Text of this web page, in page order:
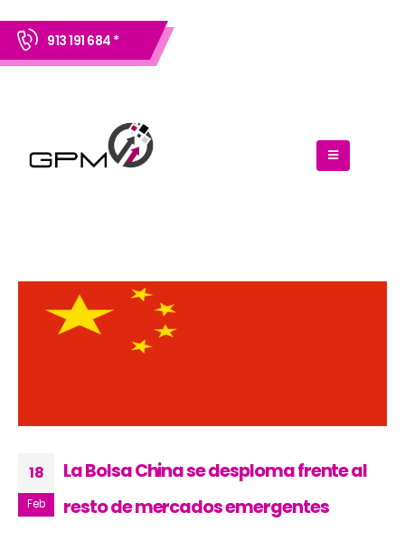
913 191 684 *
18
Feb
La Bolsa China se desploma frente al
resto de mercados emergentes